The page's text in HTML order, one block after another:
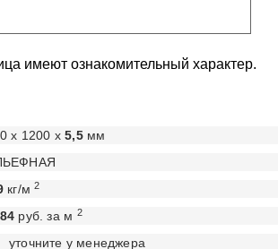
имеют ознакомительный характер.
х 1200 х5,5мм
кг/м2
руб. за м 2
уточните у менеджера